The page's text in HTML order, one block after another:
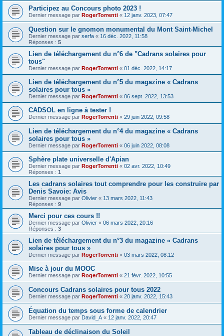
Participez au Concours photo 2023 !
Dernier message par RogerTorrenti « 12 janv. 2023, 07:47
Question sur le gnomon monumental du Mont Saint-Michel
Dernier message par serfa « 16 déc. 2022, 11:58
Réponses : 5
Lien de téléchargement du n°6 de "Cadrans solaires pour
tous"
Dernier message par RogerTorrenti « 01 déc. 2022, 14:17
Lien de téléchargement du n°5 du magazine « Cadrans
solaires pour tous »
Dernier message par RogerTorrenti « 06 sept. 2022, 13:53
CADSOL en ligne à tester !
Dernier message par RogerTorrenti « 29 juin 2022, 09:58
Lien de téléchargement du n°4 du magazine « Cadrans
solaires pour tous »
Dernier message par RogerTorrenti « 06 juin 2022, 08:08
Sphère plate universelle d'Apian
Dernier message par RogerTorrenti « 02 avr. 2022, 10:49
Réponses : 1
Les cadrans solaires tout comprendre pour les construire par
Denis Savoie: Avis
Dernier message par Olivier « 13 mars 2022, 11:43
Réponses : 9
Merci pour ces cours !!
Dernier message par Olivier « 06 mars 2022, 20:16
Réponses : 3
Lien de téléchargement du n°3 du magazine « Cadrans
solaires pour tous »
Dernier message par RogerTorrenti « 03 mars 2022, 08:12
Mise à jour du MOOC
Dernier message par RogerTorrenti « 21 févr. 2022, 10:55
Concours Cadrans solaires pour tous 2022
Dernier message par RogerTorrenti « 20 janv. 2022, 15:43
Équation du temps sous forme de calendrier
Dernier message par David_A « 12 janv. 2022, 20:47
Tableau de déclinaison du Soleil